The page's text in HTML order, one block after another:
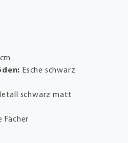
Esche schwarz
schwarz matt
Fächer